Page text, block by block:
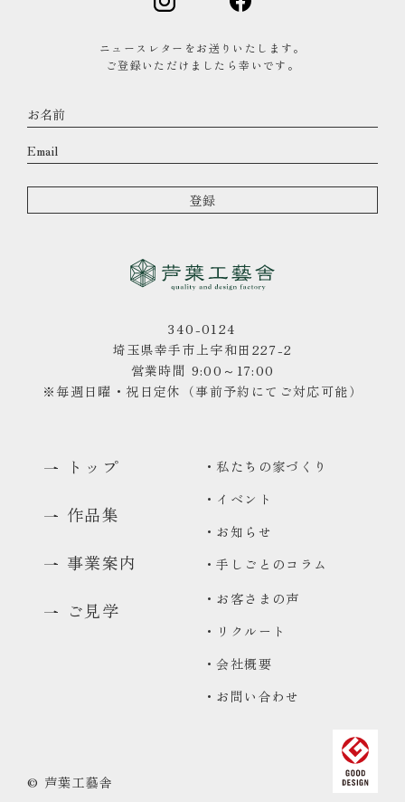
ニュースレターをお送りいたします。
ご登録いただけましたら幸いです。
340-0124
埼玉県幸手市上宇和田227-2
営業時間 9:00～17:00
※毎週日曜・祝日定休（事前予約にてご対応可能）
© 芦葉工藝舎
トップ
作品集
事業案内
ご見学
・私たちの家づくり
・イベント
・お知らせ
・手しごとのコラム
・お客さまの声
・リクルート
・会社概要
・お問い合わせ
平日9:00〜17:00